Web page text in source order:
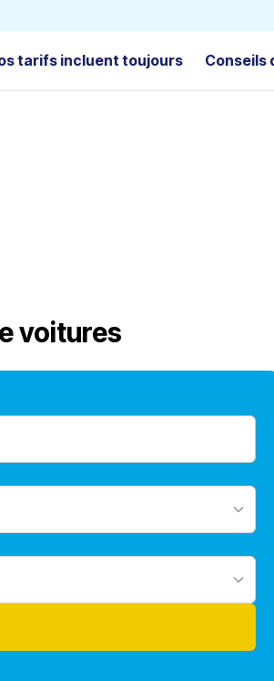
tarifs incluent toujours Conseils
voitures